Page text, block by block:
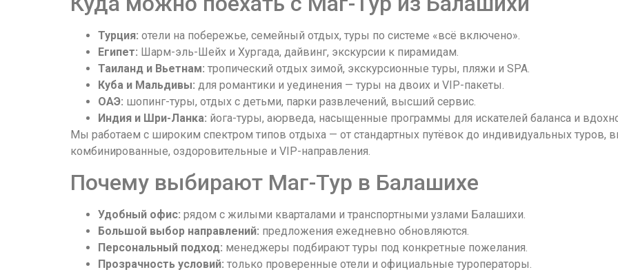
Турция: отели на побережье, семейный отдых, туры по системе «всё включено».
Египет: Шарм-эль-Шейх и Хургада, дайвинг, экскурсии к пирамидам.
Таиланд и Вьетнам: тропический отдых зимой, экскурсионные туры, пляжи и SPA.
Куба и Мальдивы: для романтики и уединения — туры на двоих и VIP-пакеты.
ОАЭ: шопинг-туры, отдых с детьми, парки развлечений, высший сервис.
Индия и Шри-Ланка: йога-туры, аюрведа, насыщенные программы для искателей баланса и
Мы работаем с широким спектром типов отдыха — от стандартных путёвок до индивидуальных туров,
комбинированные, оздоровительные и VIP-направления.
Почему выбирают Маг-Тур в Балашихе
Удобный офис: рядом с жилыми кварталами и транспортными узлами Балашихи.
Большой выбор направлений: предложения ежедневно обновляются.
Персональный подход: менеджеры подбирают туры под конкретные пожелания.
Прозрачность условий: только проверенные отели и официальные туроператоры.